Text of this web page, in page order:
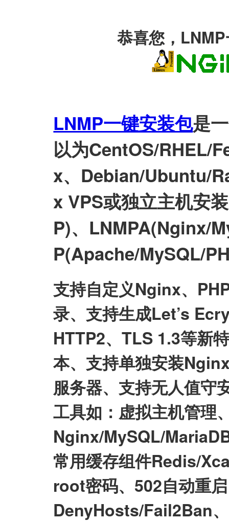
恭喜您，
LNMP一键安装包是
以为CentOS/RHEL/
x、Debian/Ubuntu/
x VPS或独立主机安
P)、LNMPA(Nginx/
P(Apache/MySQL/
支持自定义Nginx、
录、支持生成Let’s
HTTP2、TLS 1.3等新
本、支持单独安装
服务器、支持无人值守
工具如：虚拟主机管理
Nginx/MySQL/
常用缓存组件Redis/
root密码、502自动重
DenyHosts/Fail2Ban